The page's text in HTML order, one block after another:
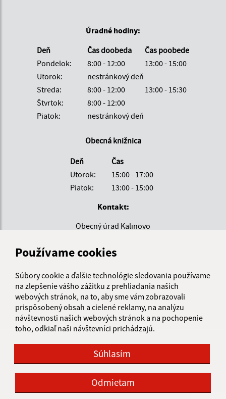
Používame cookies
Súbory cookie a ďalšie technológie sledovania používame
na zlepšenie vášho zážitku z prehliadania našich
webových stránok, na to, aby sme vám zobrazovali
prispôsobený obsah a cielené reklamy, na analýzu
návštevnosti našich webových stránok a na pochopenie
toho, odkiaľ naši návštevníci prichádzajú.
Súhlasím
Odmietam
Úradné hodiny:
Deň
Čas doobeda
Čas poobede
Pondelok:
8:00 - 12:00
13:00 - 15:00
Utorok:
nestránkový deň
Streda:
8:00 - 12:00
13:00 - 15:30
Štvrtok:
8:00 - 12:00
Piatok:
nestránkový deň
Obecná knižnica
Deň
Čas
Utorok:
15:00 - 17:00
Piatok:
13:00 - 15:00
Kontakt:
Obecný úrad Kalinovo
985 01 Kalinovo
obec@kalinovo.sk
+421 47 43 90 205
IČO: 00316121